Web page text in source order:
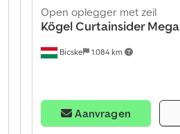
Bicske 1.084 km
Open oplegger met zeil
KögelCurtainsider Mega
Aanvragen